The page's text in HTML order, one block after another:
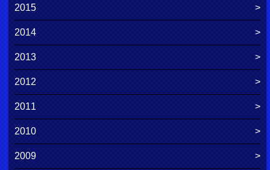
2015
2014
2013
2012
2011
2010
2009